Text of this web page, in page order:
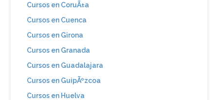
Cursos en CoruÃ±a
Cursos en Cuenca
Cursos en Girona
Cursos en Granada
Cursos en Guadalajara
Cursos en GuipÃºzcoa
Cursos en Huelva